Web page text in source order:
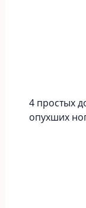
4 простых
опухших